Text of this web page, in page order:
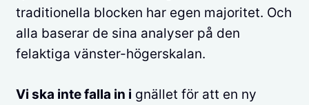
traditionella blocken har egen majoritet. Och
alla baserar de sina analyser på den
felaktiga vänster-högerskalan.
Vi ska inte falla in i gnället för att en ny